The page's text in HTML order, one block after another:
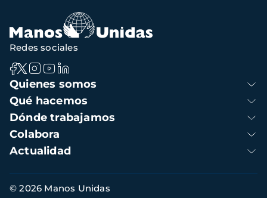
Navegación
principal
Quienes somos
Qué hacemos
Dónde trabajamos
Colabora
Actualidad
Redes sociales
Información
© 2026 Manos Unidas